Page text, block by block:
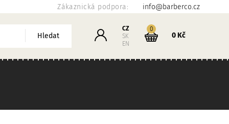
Zákaznická podpora: info@barberco.cz
Hledat Přihlášení
CZ
SK
EN
Košík
0kusů
0 Kč